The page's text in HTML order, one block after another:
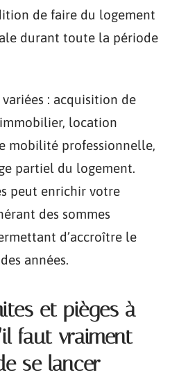
de faire du logement
durant toute la période
: acquisition de
location
mobilité professionnelle,
partiel du logement.
peut enrichir votre
des sommes
d’accroître le
années.
et pièges à
faut vraiment
se lancer